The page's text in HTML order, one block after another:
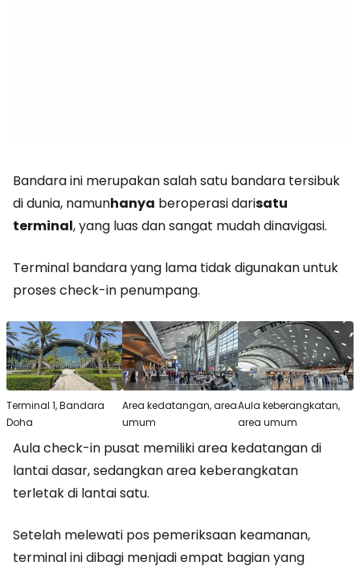
Bandara ini merupakan salah satu bandara tersibuk
di dunia, namunhanya beroperasi darisatu
terminal, yang luas dan sangat mudah dinavigasi.
Terminal bandara yang lama tidak digunakan untuk
proses check-in penumpang.
Terminal 1, Bandara
Doha
Area kedatangan, area
umum
Aula keberangkatan,
area umum
Aula check-in pusat memiliki area kedatangan di
lantai dasar, sedangkan area keberangkatan
terletak di lantai satu.
Setelah melewati pos pemeriksaan keamanan,
terminal ini dibagi menjadi empat bagian yang